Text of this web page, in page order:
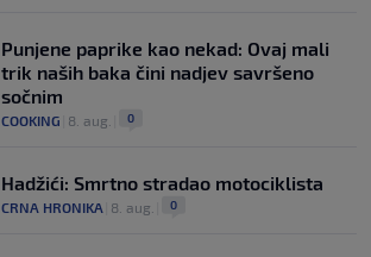
Punjene paprike kao nekad: Ovaj mali
trik naših baka čini nadjev savršeno
sočnim
COOKING 8. aug. 0
Hadžići: Smrtno stradao motociklista
CRNA HRONIKA 8. aug. 0